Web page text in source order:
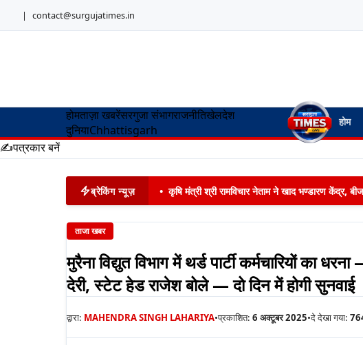
| contact@surgujatimes.in
होमताज़ा खबरेंसरगुजा संभागराजनीतिखेलदेश
दुनियाChhattisgarh
होम
✍️पत्रकार बनें
ब्रेकिंग न्यूज़ • कृषि मंत्री श्री रामविचार नेताम ने खाद भण्डारण केंद्र,
ताजा खबर
मुरैना विद्युत विभाग में थर्ड पार्टी कर्मचारियों का
देरी, स्टेट हेड राजेश बोले — दो दिन में होगी सुनवाई
द्वारा: MAHENDRA SINGH LAHARIYA•प्रकाशित: 6 अक्टूबर 2025•दे देखा गया: